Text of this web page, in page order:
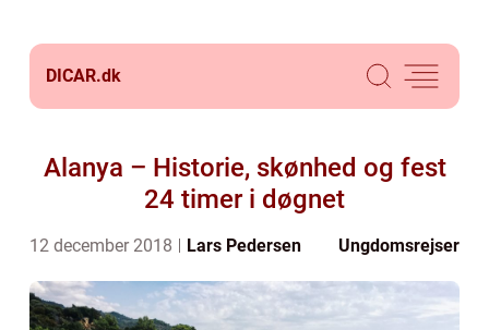
DICAR.dk
Alanya – Historie, skønhed og fest
24 timer i døgnet
12 december 2018 Lars Pedersen Ungdomsrejser